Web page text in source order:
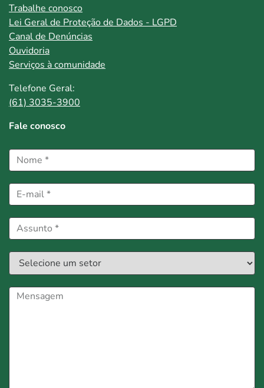
Trabalhe conosco
Lei Geral de Proteção de Dados - LGPD
Canal de Denúncias
Ouvidoria
Serviços à comunidade
Telefone Geral:
(61) 3035-3900
Fale conosco